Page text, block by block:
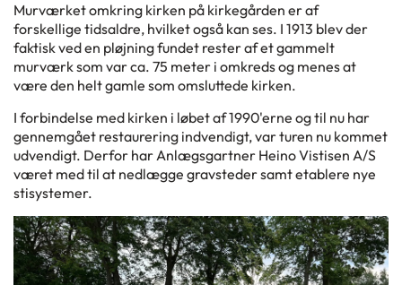
Murværket omkring kirken på kirkegården er af
forskellige tidsaldre, hvilket også kan ses. I 1913 blev der
faktisk ved en pløjning fundet rester af et gammelt
murværk som var ca. 75 meter i omkreds og menes at
være den helt gamle som omsluttede kirken.
I forbindelse med kirken i løbet af 1990'erne og til nu har
gennemgået restaurering indvendigt, var turen nu kommet
udvendigt. Derfor har Anlægsgartner Heino Vistisen A/S
været med til at nedlægge gravsteder samt etablere nye
stisystemer.